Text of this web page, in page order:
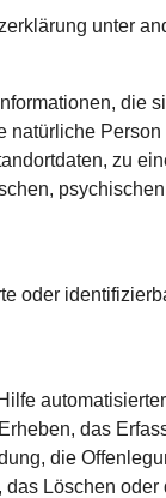
unter
die
natürliche
zu
oder
das
die
Löschen oder